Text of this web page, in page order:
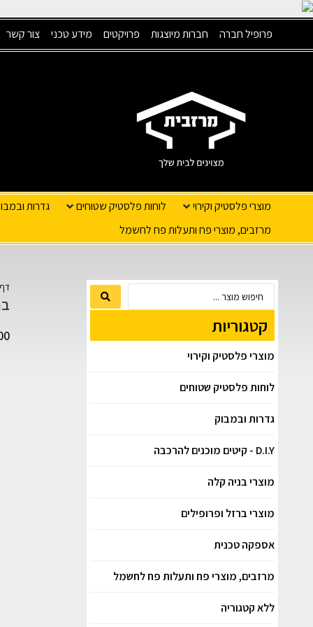
פרופיל חברה חברות מיוצגות פרויקטים מידע טכני צור קשר
מוצרי פלסטיק וקירוי לוחות פלסטיק שטוחים
גדרות
מרזבים, מוצרי פח ותעלות פח לחשמל
קטגוריות
מוצרי פלסטיק וקירוי
לוחות פלסטיק שטוחים
גדרות ובמבוק
D.I.Y - קיטים מוכנים להרכבה
מוצרי בניה קלה
מוצרי ברזל ופרופילים
אספקה טכנית
מרזבים, מוצרי פח ותעלות פח לחשמל
ללא קטגוריה